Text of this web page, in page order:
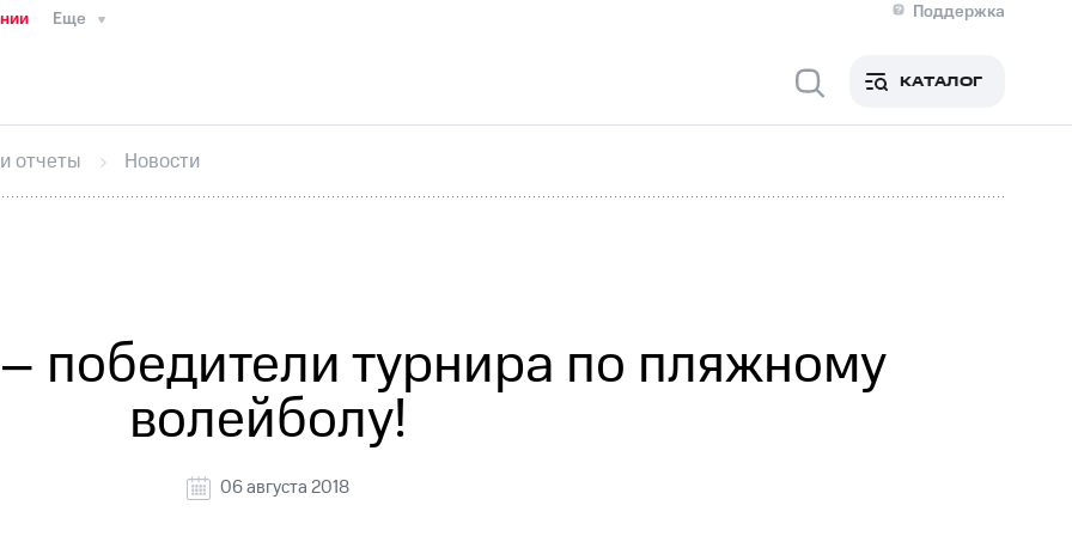
Еще
Поддержка
Медиа-центр
ИнтервьюФинансовая отчетностьКонтактыНовости в регионе
секретарьРаскрытие информации
кабинет акционераАкционерный капиталКонтроль и аудитРынок акций
КАТАЛОГ
отчеты Новости
победители турнира по пляжному
волейболу!
06 августа 2018